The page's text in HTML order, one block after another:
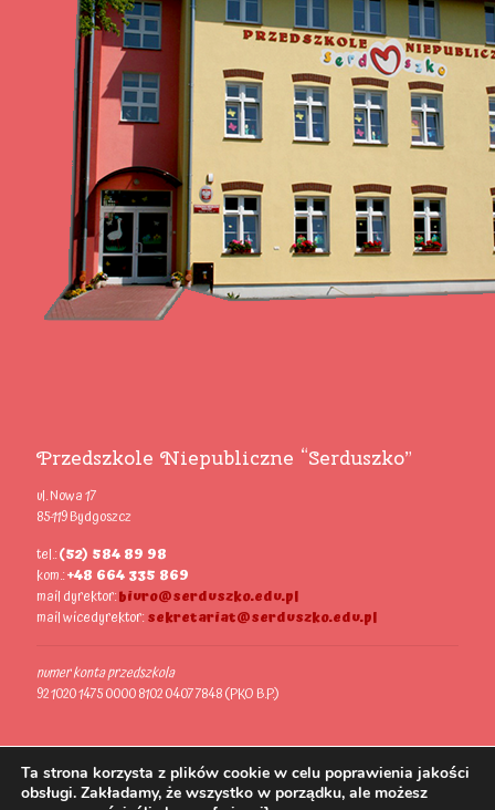
Przedszkole Niepubliczne “Serduszko”
ul. Nowa 17
85-119 Bydgoszcz
tel.:(52) 584 89 98
kom.:+48 664 335 869
mail dyrektor:biuro@serduszko.edu.pl
mail wicedyrektor:sekretariat@serduszko.edu.pl
numer konta przedszkola
92 1020 1475 0000 8102 0407 7848 (PKO B.P.)
Ta strona korzysta z plików cookie w celu poprawienia jakości
obsługi. Zakładamy, że wszystko w porządku, ale możesz